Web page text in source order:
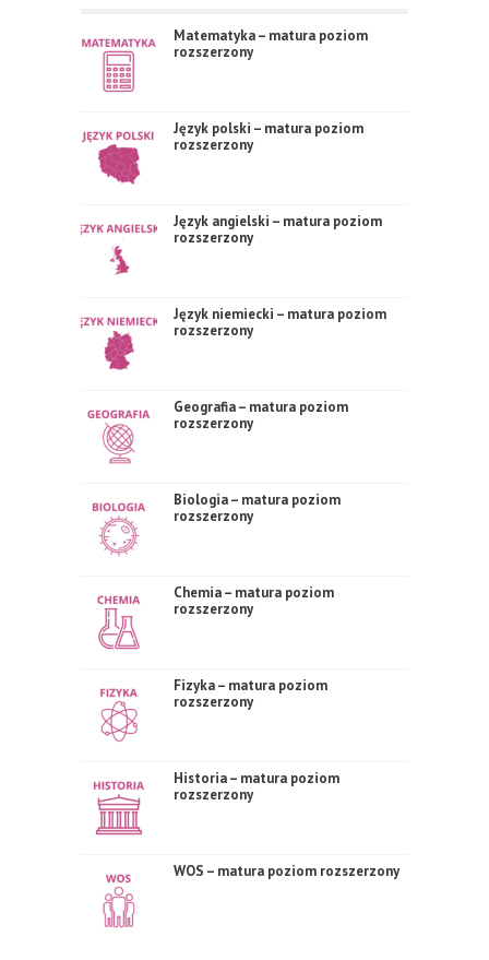
Matematyka – matura poziom
rozszerzony
Język polski – matura poziom
rozszerzony
Język angielski – matura poziom
rozszerzony
Język niemiecki – matura poziom
rozszerzony
Geografia – matura poziom
rozszerzony
Biologia – matura poziom
rozszerzony
Chemia – matura poziom
rozszerzony
Fizyka – matura poziom
rozszerzony
Historia – matura poziom
rozszerzony
WOS – matura poziom rozszerzony